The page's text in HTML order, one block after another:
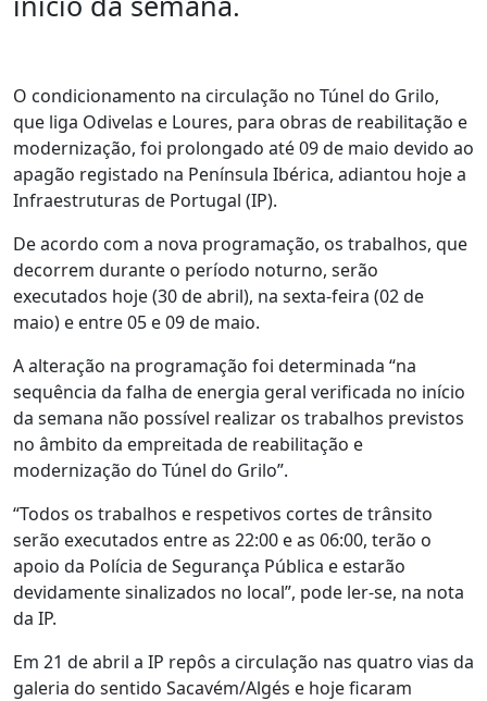
O condicionamento na circulação no Túnel do Grilo,
que liga Odivelas e Loures, para obras de reabilitação e
modernização, foi prolongado até 09 de maio devido ao
apagão registado na Península Ibérica, adiantou hoje a
Infraestruturas de Portugal (IP).
De acordo com a nova programação, os trabalhos, que
decorrem durante o período noturno, serão
executados hoje (30 de abril), na sexta-feira (02 de
maio) e entre 05 e 09 de maio.
A alteração na programação foi determinada “na
sequência da falha de energia geral verificada no início
da semana não possível realizar os trabalhos previstos
no âmbito da empreitada de reabilitação e
modernização do Túnel do Grilo”.
“Todos os trabalhos e respetivos cortes de trânsito
serão executados entre as 22:00 e as 06:00, terão o
apoio da Polícia de Segurança Pública e estarão
devidamente sinalizados no local”, pode ler-se, na nota
da IP.
Em 21 de abril a IP repôs a circulação nas quatro vias da
galeria do sentido Sacavém/Algés e hoje ficaram